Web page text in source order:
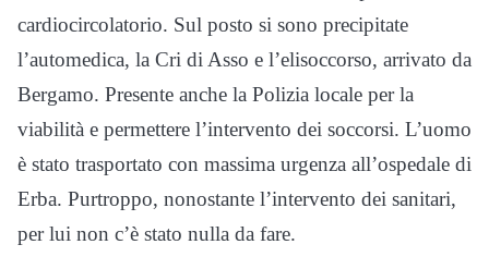
cardiocircolatorio. Sul posto si sono precipitate
l’automedica, la Cri di Asso e l’elisoccorso, arrivato da
Bergamo. Presente anche la Polizia locale per la
viabilità e permettere l’intervento dei soccorsi. L’uomo
è stato trasportato con massima urgenza all’ospedale di
Erba. Purtroppo, nonostante l’intervento dei sanitari,
per lui non c’è stato nulla da fare.